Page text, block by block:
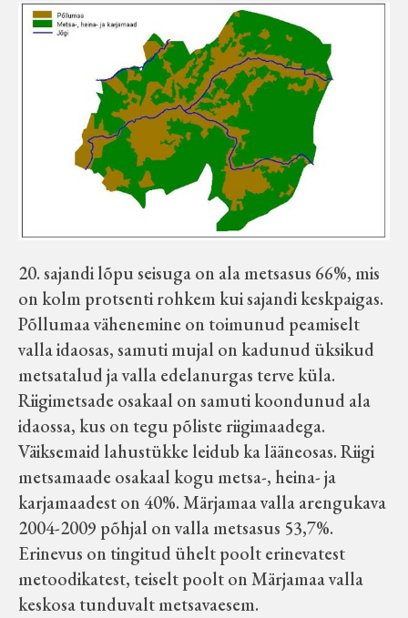
20. sajandi lõpu seisuga on ala metsasus 66%, mis
on kolm protsenti rohkem kui sajandi keskpaigas.
Põllumaa vähenemine on toimunud peamiselt
valla idaosas, samuti mujal on kadunud üksikud
metsatalud ja valla edelanurgas terve küla.
Riigimetsade osakaal on samuti koondunud ala
idaossa, kus on tegu põliste riigimaadega.
Väiksemaid lahustükke leidub ka lääneosas. Riigi
metsamaade osakaal kogu metsa-, heina- ja
karjamaadest on 40%. Märjamaa valla arengukava
2004-2009 põhjal on valla metsasus 53,7%.
Erinevus on tingitud ühelt poolt erinevatest
metoodikatest, teiselt poolt on Märjamaa valla
keskosa tunduvalt metsavaesem.